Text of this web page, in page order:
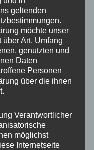
geltenden
möchte unser
Art, Umfang
genutzten und
Daten
Personen
über die ihnen
Verantwortlicher
möglichst
Internetseite